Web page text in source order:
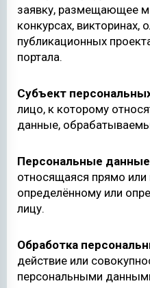
заявку, размещающее
конкурсах, викторинах,
публикационных
портала.
Субъект
лицо, к которому
данные,
Персональные данные
относящаяся прямо или
определённому или
лицу.
Обработка
действие или
персональными